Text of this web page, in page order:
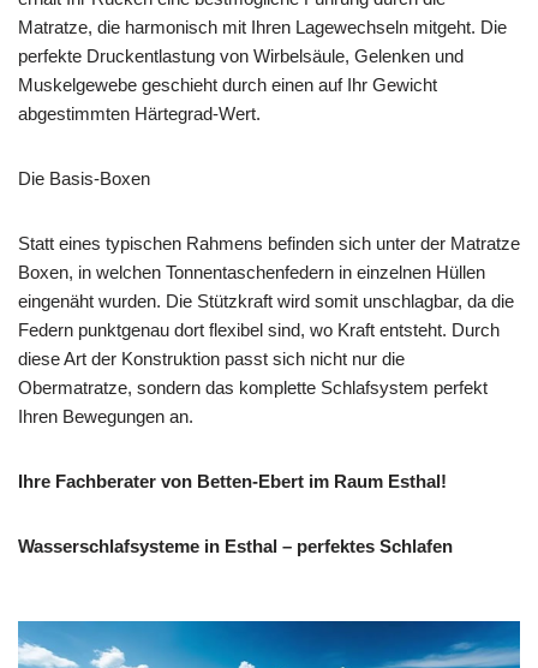
Matratze, die harmonisch mit Ihren Lagewechseln mitgeht. Die
perfekte Druckentlastung von Wirbelsäule, Gelenken und
Muskelgewebe geschieht durch einen auf Ihr Gewicht
abgestimmten Härtegrad-Wert.
Die Basis-Boxen
Statt eines typischen Rahmens befinden sich unter der Matratze
Boxen, in welchen Tonnentaschenfedern in einzelnen Hüllen
eingenäht wurden. Die Stützkraft wird somit unschlagbar, da die
Federn punktgenau dort flexibel sind, wo Kraft entsteht. Durch
diese Art der Konstruktion passt sich nicht nur die
Obermatratze, sondern das komplette Schlafsystem perfekt
Ihren Bewegungen an.
Ihre Fachberater von Betten-Ebert im Raum Esthal!
Wasserschlafsysteme in Esthal – perfektes Schlafen